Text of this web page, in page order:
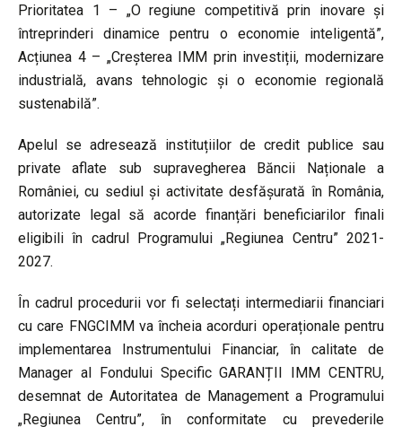
Prioritatea 1 – „O regiune competitivă prin inovare și
întreprinderi dinamice pentru o economie inteligentă”,
Acțiunea 4 – „Creșterea IMM prin investiții, modernizare
industrială, avans tehnologic și o economie regională
sustenabilă”.
Apelul se adresează instituțiilor de credit publice sau
private aflate sub supravegherea Băncii Naționale a
României, cu sediul și activitate desfășurată în România,
autorizate legal să acorde finanțări beneficiarilor finali
eligibili în cadrul Programului „Regiunea Centru” 2021-
2027.
În cadrul procedurii vor fi selectați intermediarii financiari
cu care FNGCIMM va încheia acorduri operaționale pentru
implementarea Instrumentului Financiar, în calitate de
Manager al Fondului Specific GARANȚII IMM CENTRU,
desemnat de Autoritatea de Management a Programului
„Regiunea Centru”, în conformitate cu prevederile